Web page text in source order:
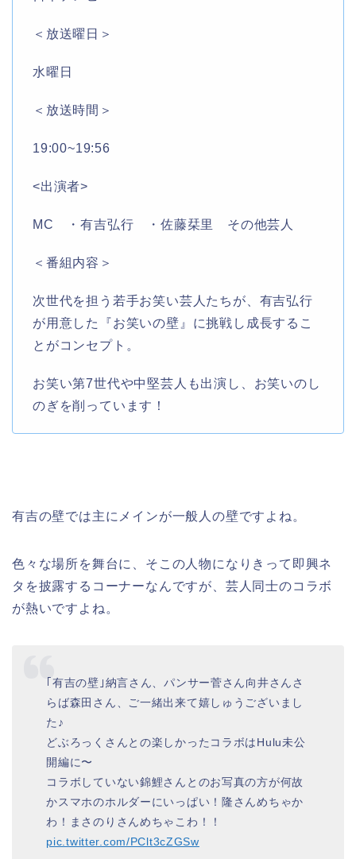
＜放送曜日＞
水曜日
＜放送時間＞
19:00~19:56
<出演者>
MC ・有吉弘行 ・佐藤栞里 その他芸人
＜番組内容＞
次世代を担う若手お笑い芸人たちが、有吉弘行
が用意した『お笑いの壁』に挑戦し成長するこ
とがコンセプト。
お笑い第7世代や中堅芸人も出演し、お笑いのし
のぎを削っています！
有吉の壁では主にメインが一般人の壁ですよね。
色々な場所を舞台に、そこの人物になりきって即興ネ
タを披露するコーナーなんですが、芸人同士のコラボ
が熱いですよね。
｢有吉の壁｣納言さん、パンサー菅さん向井さんさ
らば森田さん、ご一緒出来て嬉しゅうございまし
た♪
どぶろっくさんとの楽しかったコラボはHulu未公
開編に〜
コラボしていない錦鯉さんとのお写真の方が何故
かスマホのホルダーにいっぱい！隆さんめちゃか
わ！まさのりさんめちゃこわ！！
pic.twitter.com/PClt3cZGSw